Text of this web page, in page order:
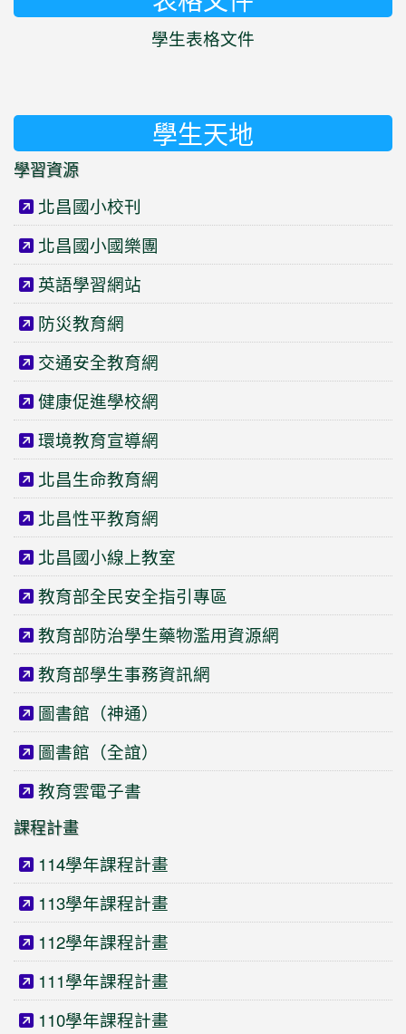
學生表格文件
學生天地
學習資源
北昌國小校刊
北昌國小國樂團
英語學習網站
防災教育網
交通安全教育網
健康促進學校網
環境教育宣導網
北昌生命教育網
北昌性平教育網
北昌國小線上教室
教育部全民安全指引專區
教育部防治學生藥物濫用資源網
教育部學生事務資訊網
圖書館（神通）
圖書館（全誼）
教育雲電子書
課程計畫
114學年課程計畫
113學年課程計畫
112學年課程計畫
111學年課程計畫
110學年課程計畫